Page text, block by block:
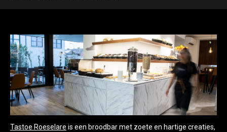
Tastoe Roeselare is een broodbar met zoete en hartige creaties,